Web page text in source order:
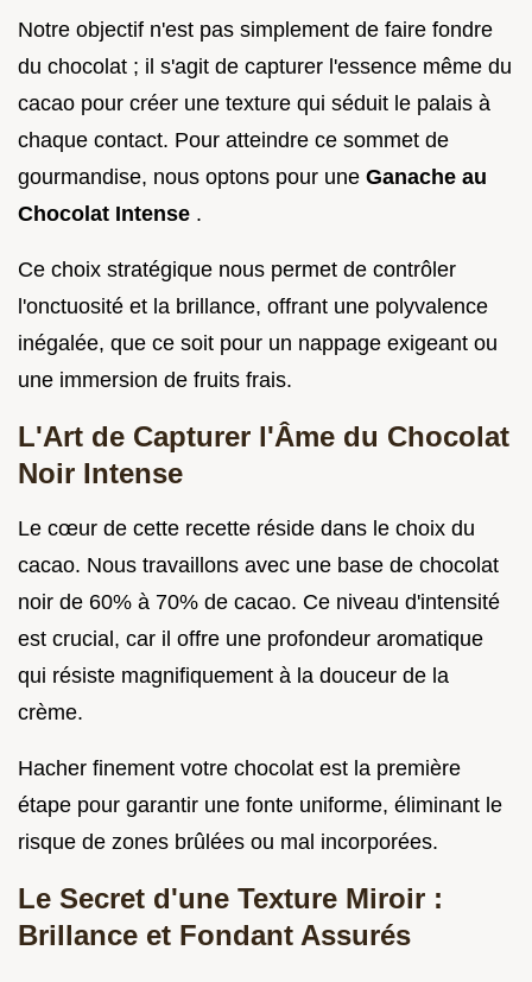
Notre objectif n'est pas simplement de faire fondre
du chocolat ; il s'agit de capturer l'essence même du
cacao pour créer une texture qui séduit le palais à
chaque contact. Pour atteindre ce sommet de
gourmandise, nous optons pour une Ganache au
Chocolat Intense .
Ce choix stratégique nous permet de contrôler
l'onctuosité et la brillance, offrant une polyvalence
inégalée, que ce soit pour un nappage exigeant ou
une immersion de fruits frais.
L'Art de Capturer l'Âme du Chocolat
Noir Intense
Le cœur de cette recette réside dans le choix du
cacao. Nous travaillons avec une base de chocolat
noir de 60% à 70% de cacao. Ce niveau d'intensité
est crucial, car il offre une profondeur aromatique
qui résiste magnifiquement à la douceur de la
crème.
Hacher finement votre chocolat est la première
étape pour garantir une fonte uniforme, éliminant le
risque de zones brûlées ou mal incorporées.
Le Secret d'une Texture Miroir :
Brillance et Fondant Assurés